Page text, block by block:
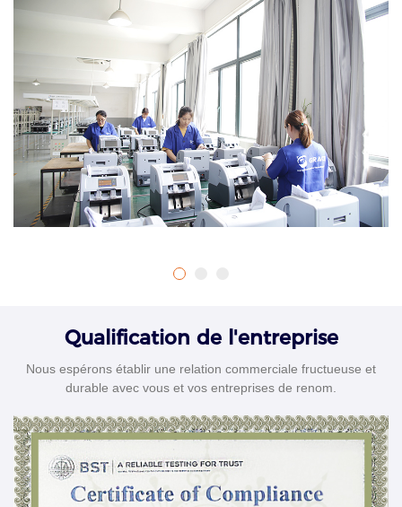
Qualification de l'entreprise
Nous espérons établir une relation commerciale fructueuse et
durable avec vous et vos entreprises de renom.